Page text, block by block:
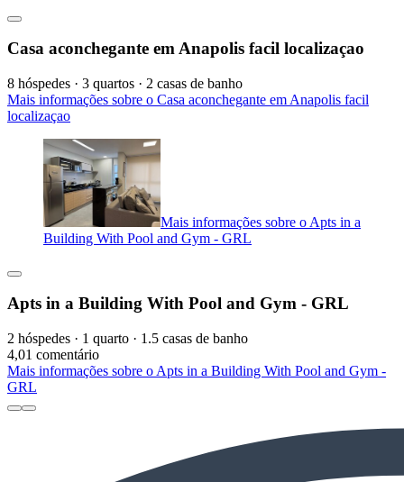
Casa aconchegante em Anapolis facil localizaçao
8 hóspedes · 3 quartos · 2 casas de banho
Mais informações sobre o Casa aconchegante em Anapolis facil
localizaçao
Mais informações sobre o Apts in a
Building With Pool and Gym - GRL
Apts in a Building With Pool and Gym - GRL
2 hóspedes · 1 quarto · 1.5 casas de banho
4,01 comentário
Mais informações sobre o Apts in a Building With Pool and Gym -
GRL